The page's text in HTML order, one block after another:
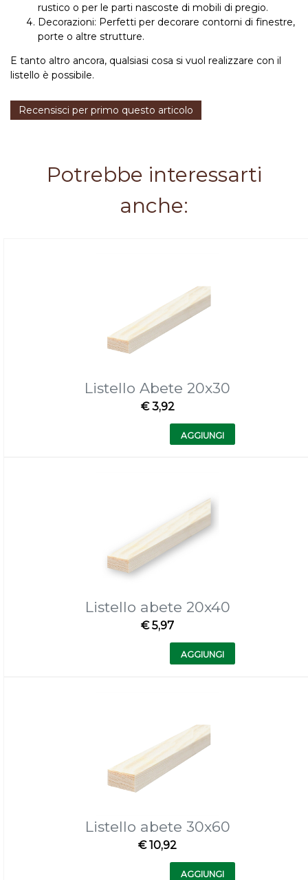
rustico o per le parti nascoste di mobili di pregio.
Decorazioni: Perfetti per decorare contorni di finestre,
porte o altre strutture.
E tanto altro ancora, qualsiasi cosa si vuol realizzare con il
listello è possibile.
Recensisci per primo questo articolo
Potrebbe interessarti
anche:
Listello Abete 20x30
€ 3,92
Quantità
AGGIUNGI
Listello abete 20x40
€ 5,97
Quantità
AGGIUNGI
Listello abete 30x60
€ 10,92
Quantità
AGGIUNGI